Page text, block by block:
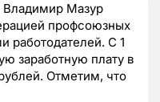
Владимир Мазур
профсоюзных
работодателей. С 1
заработную плату в
Отметим, что